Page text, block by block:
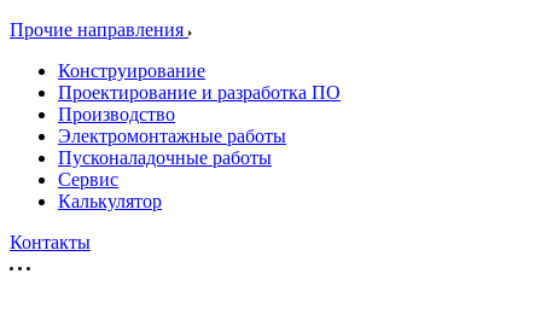
Прочие направления
Конструирование
Проектирование и разработка ПО
Производство
Электромонтажные работы
Пусконаладочные работы
Сервис
Калькулятор
Контакты